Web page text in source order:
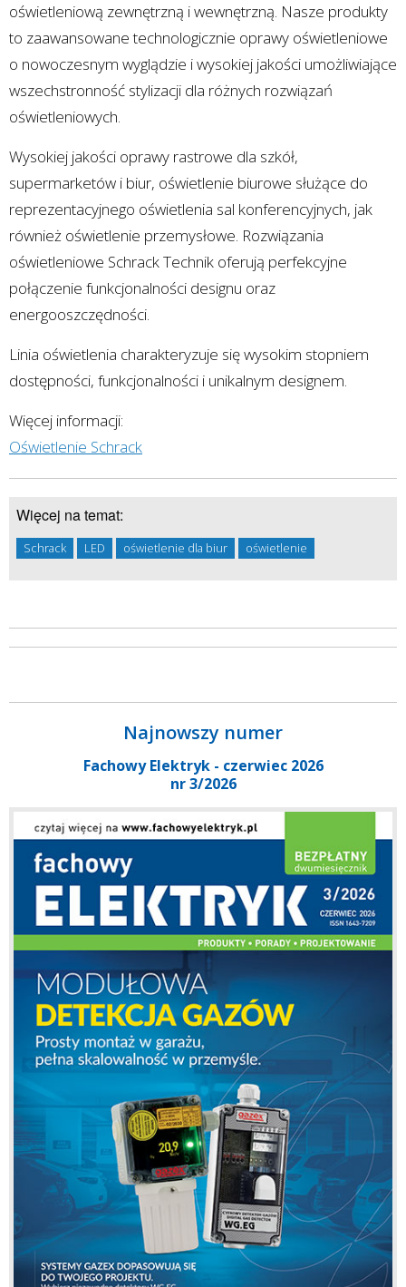
oświetleniową zewnętrzną i wewnętrzną. Nasze produkty
to zaawansowane technologicznie oprawy oświetleniowe
o nowoczesnym wyglądzie i wysokiej jakości umożliwiające
wszechstronność stylizacji dla różnych rozwiązań
oświetleniowych.
Wysokiej jakości oprawy rastrowe dla szkół,
supermarketów i biur, oświetlenie biurowe służące do
reprezentacyjnego oświetlenia sal konferencyjnych, jak
również oświetlenie przemysłowe. Rozwiązania
oświetleniowe Schrack Technik oferują perfekcyjne
połączenie funkcjonalności designu oraz
energooszczędności.
Linia oświetlenia charakteryzuje się wysokim stopniem
dostępności, funkcjonalności i unikalnym designem.
Więcej informacji:
Oświetlenie Schrack
Więcej na temat:
Schrack LED oświetlenie dla biur oświetlenie
Najnowszy numer
Fachowy Elektryk - czerwiec 2026
nr 3/2026